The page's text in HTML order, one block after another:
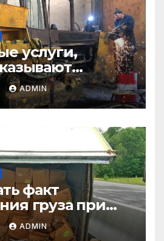
услуги,
строительстве
ADMIN
факт
груза при
ADMIN